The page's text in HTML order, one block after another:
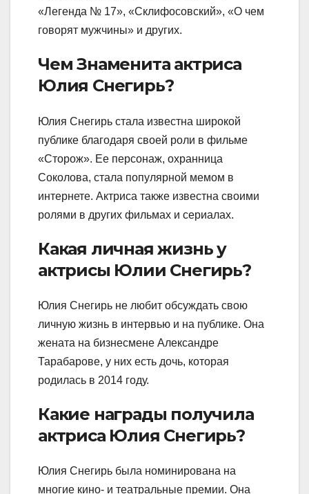
«Легенда № 17», «Склифосовский», «О чем
говорят мужчины» и других.
Чем Знаменита актриса
Юлия Снегирь?
Юлия Снегирь стала известна широкой
публике благодаря своей роли в фильме
«Сторож». Ее персонаж, охранница
Соколова, стала популярной мемом в
интернете. Актриса также известна своими
ролями в других фильмах и сериалах.
Какая личная жизнь у
актрисы Юлии Снегирь?
Юлия Снегирь не любит обсуждать свою
личную жизнь в интервью и на публике. Она
жената на бизнесмене Александре
Тарабарове, у них есть дочь, которая
родилась в 2014 году.
Какие награды получила
актриса Юлия Снегирь?
Юлия Снегирь была номинирована на
многие кино- и театральные премии. Она